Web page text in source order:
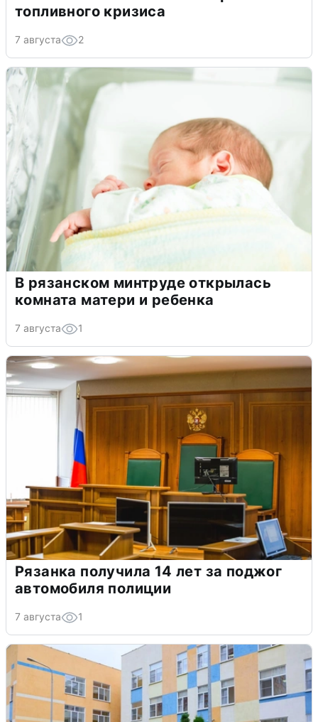
топливного кризиса
7 августа 2
В рязанском минтруде открылась
комната матери и ребенка
7 августа 1
Рязанка получила 14 лет за поджог
автомобиля полиции
7 августа 1